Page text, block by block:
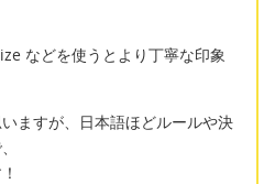
などを使うとより丁寧な印象
ますが、日本語ほどルールや決